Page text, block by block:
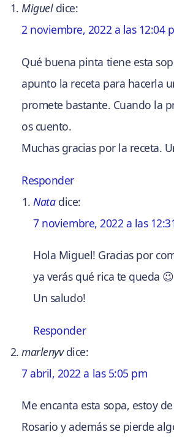
Miguel dice:
2 noviembre, 2022 a las 12:04
Qué buena pinta tiene esta
apunto la receta para hacerla
promete bastante. Cuando la
os cuento.
Muchas gracias por la receta.
Responder
Nata dice:
7 noviembre, 2022 a las
Hola Miguel! Gracias por
ya verás qué rica te queda 😉
Un saludo!
Responder
marlenyv dice:
7 abril, 2022 a las 5:05 pm
Me encanta esta sopa, estoy
Rosario y además se pierde